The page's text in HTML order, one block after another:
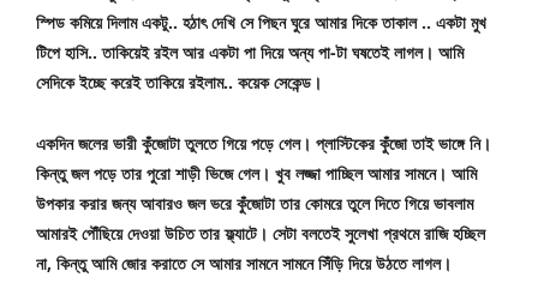
স্পিড কমিয়ে দিলাম একটু.. হঠাৎ দেখি সে পিছন ঘুরে আমার দিকে তাকাল .. একটা মুখ
টিপে হাসি.. তাকিয়েই রইল আর একটা পা দিয়ে অন্য পা-টা ঘষতেই লাগল। আমি
সেদিকে ইচ্ছে করেই তাকিয়ে রইলাম.. কয়েক সেকেন্ড।
একদিন জলের ভারী কুঁজোটা তুলতে গিয়ে পড়ে গেল। প্লাস্টিকের কুঁজো তাই ভাঙ্গে নি।
কিন্তু জল পড়ে তার পুরো শাড়ী ভিজে গেল। খুব লজ্জা পাচ্ছিল আমার সামনে। আমি
উপকার করার জন্য আবারও জল ভরে কুঁজোটা তার কোমরে তুলে দিতে গিয়ে ভাবলাম
আমারই পৌঁছিয়ে দেওয়া উচিত তার ফ্ল্যাটে। সেটা বলতেই সুলেখা প্রথমে রাজি হচ্ছিল
না, কিন্তু আমি জোর করাতে সে আমার সামনে সামনে সিঁড়ি দিয়ে উঠতে লাগল।